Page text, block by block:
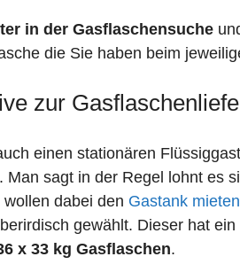
in der Gasflaschensuche
die Sie haben beim
zur
einen stationären
sagt in der Regel lohnt es
dabei den Gastank mieten
gewählt. Dieser hat
x 33 kg Gasflaschen.